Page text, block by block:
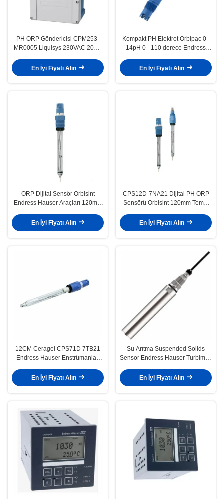
PH ORP Göndericisi CPM253-
MR0005 Liquisys 230VAC 20ma
En İyi Fiyatı Alın
Kompakt PH Elektrot Orbipac 0 -
14pH 0 - 110 derece Endress
En İyi Fiyatı Alın
ORP Dijital Sensör Orbisint
Endress Hauser Araçları 120mm
En İyi Fiyatı Alın
CPS12D-7NA21 Dijital PH ORP
Sensörü Orbisint 120mm Temel
En İyi Fiyatı Alın
12CM Ceragel CPS71D 7TB21
Endress Hauser Enstrümanları
En İyi Fiyatı Alın
Su Arıtma Suspended Solids
Sensor Endress Hauser Turbimax
En İyi Fiyatı Alın